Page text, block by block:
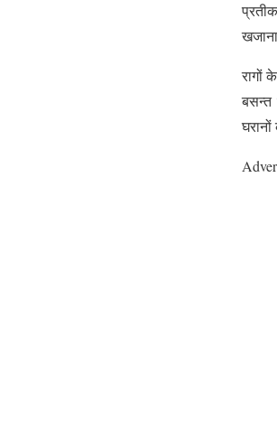
रागों
बसन्त